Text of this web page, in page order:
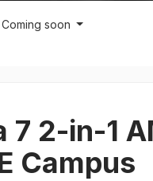
Coming soon
7 2-in-1
Campus